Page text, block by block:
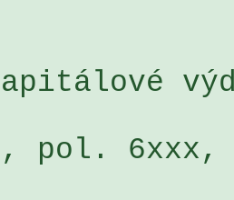
pol. 6xxx,